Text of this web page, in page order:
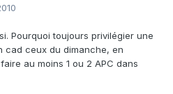
Pourquoi toujours privilégier une
cad ceux du dimanche, en
au moins 1 ou 2 APC dans